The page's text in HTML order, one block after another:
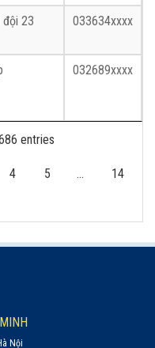
23 033634xxxx
032689xxxx
entries
4 5 … 14
Nội